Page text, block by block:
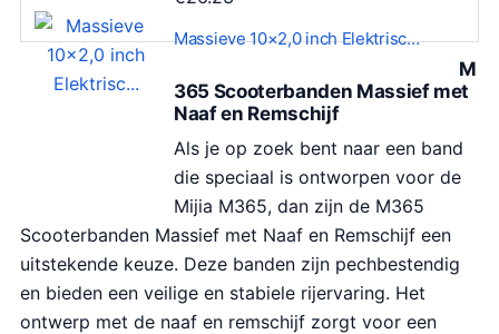
Massieve 10×2,0 inch Elektrisc…
M
365 Scooterbanden Massief met
Naaf en Remschijf
Als je op zoek bent naar een band
die speciaal is ontworpen voor de
Mijia M365, dan zijn de M365
Scooterbanden Massief met Naaf en Remschijf een
uitstekende keuze. Deze banden zijn pechbestendig
en bieden een veilige en stabiele rijervaring. Het
ontwerp met de naaf en remschijf zorgt voor een